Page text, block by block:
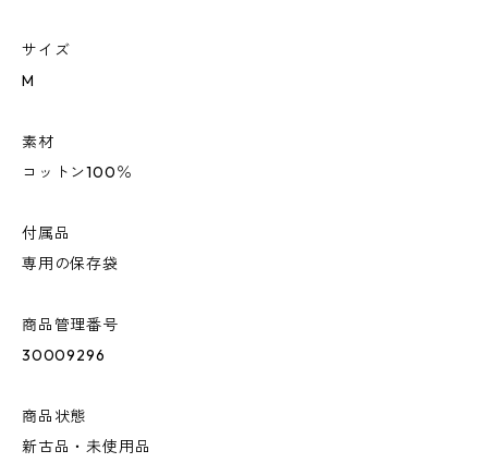
サイズ
M
素材
コットン100％
付属品
専用の保存袋
商品管理番号
30009296
商品状態
新古品・未使用品